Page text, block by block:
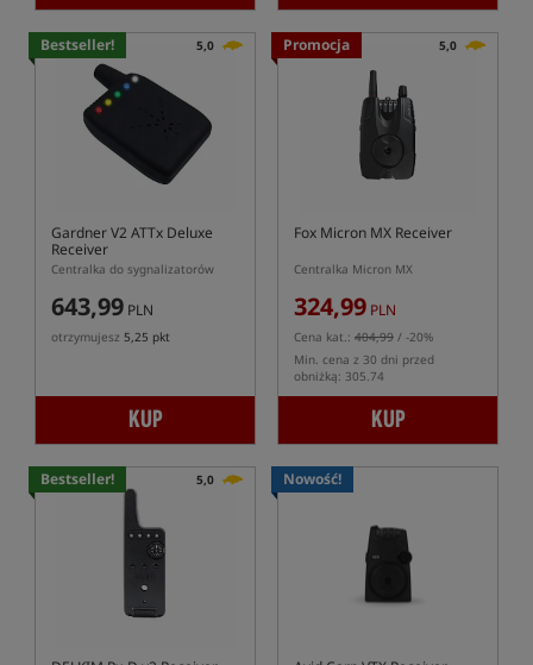
Bestseller! 5,0
Gardner V2 ATTx Deluxe
Receiver
Centralka do sygnalizatorów
643,99 PLN
otrzymujesz 5,25 pkt
KUP
Promocja 5,0
Fox Micron MX Receiver
Centralka Micron MX
324,99 PLN
Cena kat.: 404,99 / -20%
Min. cena z 30 dni przed
obniżką: 305.74
KUP
Bestseller! 5,0 Nowość!